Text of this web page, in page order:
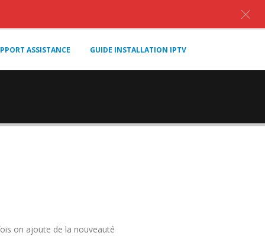
ASSISTANCE GUIDE INSTALLATION IPTV
on ajoute de la nouveauté